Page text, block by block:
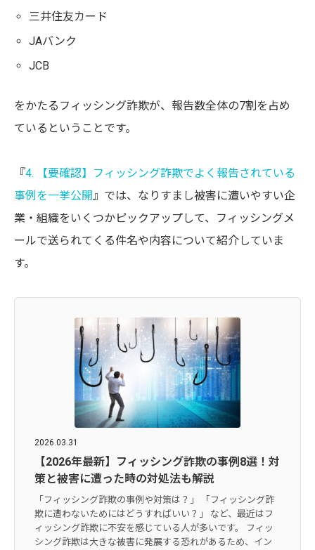
三井住友カード
JAバンク
JCB
をかたるフィッシング詐欺が、報告数全体の7割を占め
ているということです。
『4. 【要確認】フィッシング詐欺でよく報告されている
事例を一挙公開』では、なりすまし被害に遭いやすい企
業・組織をいくつかピックアップして、フィッシングメ
ールで送られてくる件名や内容について紹介していま
す。
2026.03.31
【2026年最新】フィッシング詐欺の事例8選！対
策と被害に遭った時の対処法も解説
「フィッシング詐欺の事例や対策は？」 「フィッシング詐
欺に遭わないためにはどうすればいい？」 など、最近はフ
ィッシング詐欺に不安を感じている人が多いです。 フィッ
シング詐欺は大きな被害に発展する恐れがあるため、イン